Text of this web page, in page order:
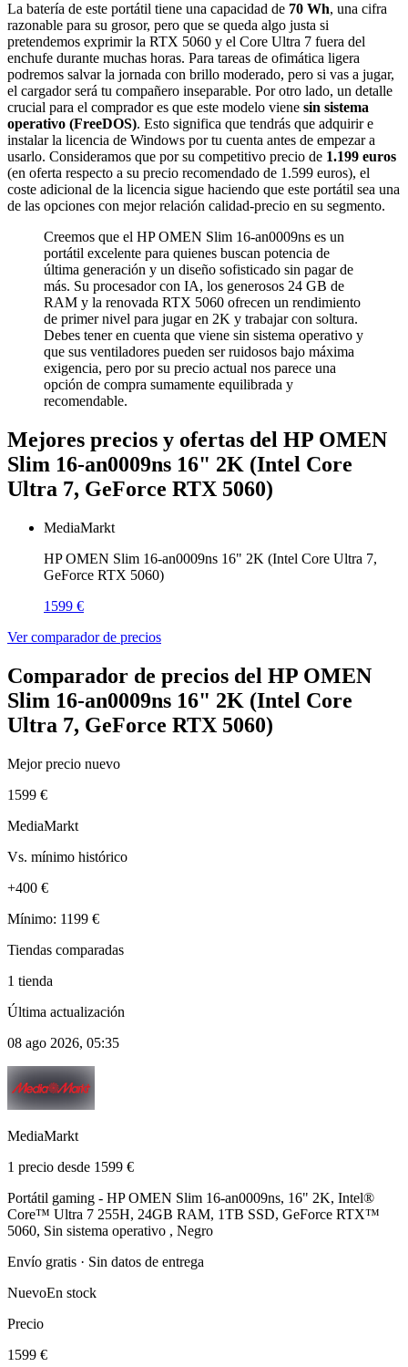
La batería de este portátil tiene una capacidad de 70 Wh, una cifra
razonable para su grosor, pero que se queda algo justa si
pretendemos exprimir la RTX 5060 y el Core Ultra 7 fuera del
enchufe durante muchas horas. Para tareas de ofimática ligera
podremos salvar la jornada con brillo moderado, pero si vas a jugar,
el cargador será tu compañero inseparable. Por otro lado, un detalle
crucial para el comprador es que este modelo viene sin sistema
operativo (FreeDOS). Esto significa que tendrás que adquirir e
instalar la licencia de Windows por tu cuenta antes de empezar a
usarlo. Consideramos que por su competitivo precio de 1.199 euros
(en oferta respecto a su precio recomendado de 1.599 euros), el
coste adicional de la licencia sigue haciendo que este portátil sea una
de las opciones con mejor relación calidad-precio en su segmento.
Creemos que el HP OMEN Slim 16-an0009ns es un
portátil excelente para quienes buscan potencia de
última generación y un diseño sofisticado sin pagar de
más. Su procesador con IA, los generosos 24 GB de
RAM y la renovada RTX 5060 ofrecen un rendimiento
de primer nivel para jugar en 2K y trabajar con soltura.
Debes tener en cuenta que viene sin sistema operativo y
que sus ventiladores pueden ser ruidosos bajo máxima
exigencia, pero por su precio actual nos parece una
opción de compra sumamente equilibrada y
recomendable.
Mejores precios y ofertas del HP OMEN
Slim 16-an0009ns 16" 2K (Intel Core
Ultra 7, GeForce RTX 5060)
MediaMarkt
HP OMEN Slim 16-an0009ns 16" 2K (Intel Core Ultra 7,
GeForce RTX 5060)
1599 €
Ver comparador de precios
Comparador de precios del HP OMEN
Slim 16-an0009ns 16" 2K (Intel Core
Ultra 7, GeForce RTX 5060)
Mejor precio nuevo
1599 €
MediaMarkt
Vs. mínimo histórico
+400 €
Mínimo: 1199 €
Tiendas comparadas
1 tienda
Última actualización
08 ago 2026, 05:35
MediaMarkt
1 precio desde 1599 €
Portátil gaming - HP OMEN Slim 16-an0009ns, 16" 2K, Intel®
Core™ Ultra 7 255H, 24GB RAM, 1TB SSD, GeForce RTX™
5060, Sin sistema operativo , Negro
Envío gratis · Sin datos de entrega
NuevoEn stock
Precio
1599 €